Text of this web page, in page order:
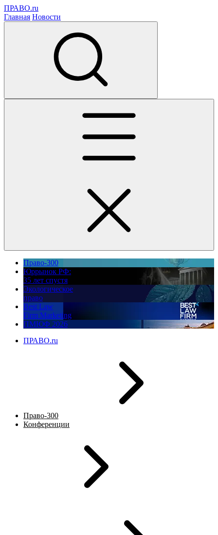
ПРАВО.ru
Главная Новости
Право-300
Юррынок РФ:
35 лет спустя
Экологическое
право
Best Law
Firm Marketing
ПМЮФ 2026
ПРАВО.ru
Право-300
Конференции